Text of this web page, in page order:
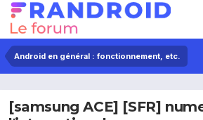
Android en général : fonctionnement, etc.
[samsung ACE] [SFR]